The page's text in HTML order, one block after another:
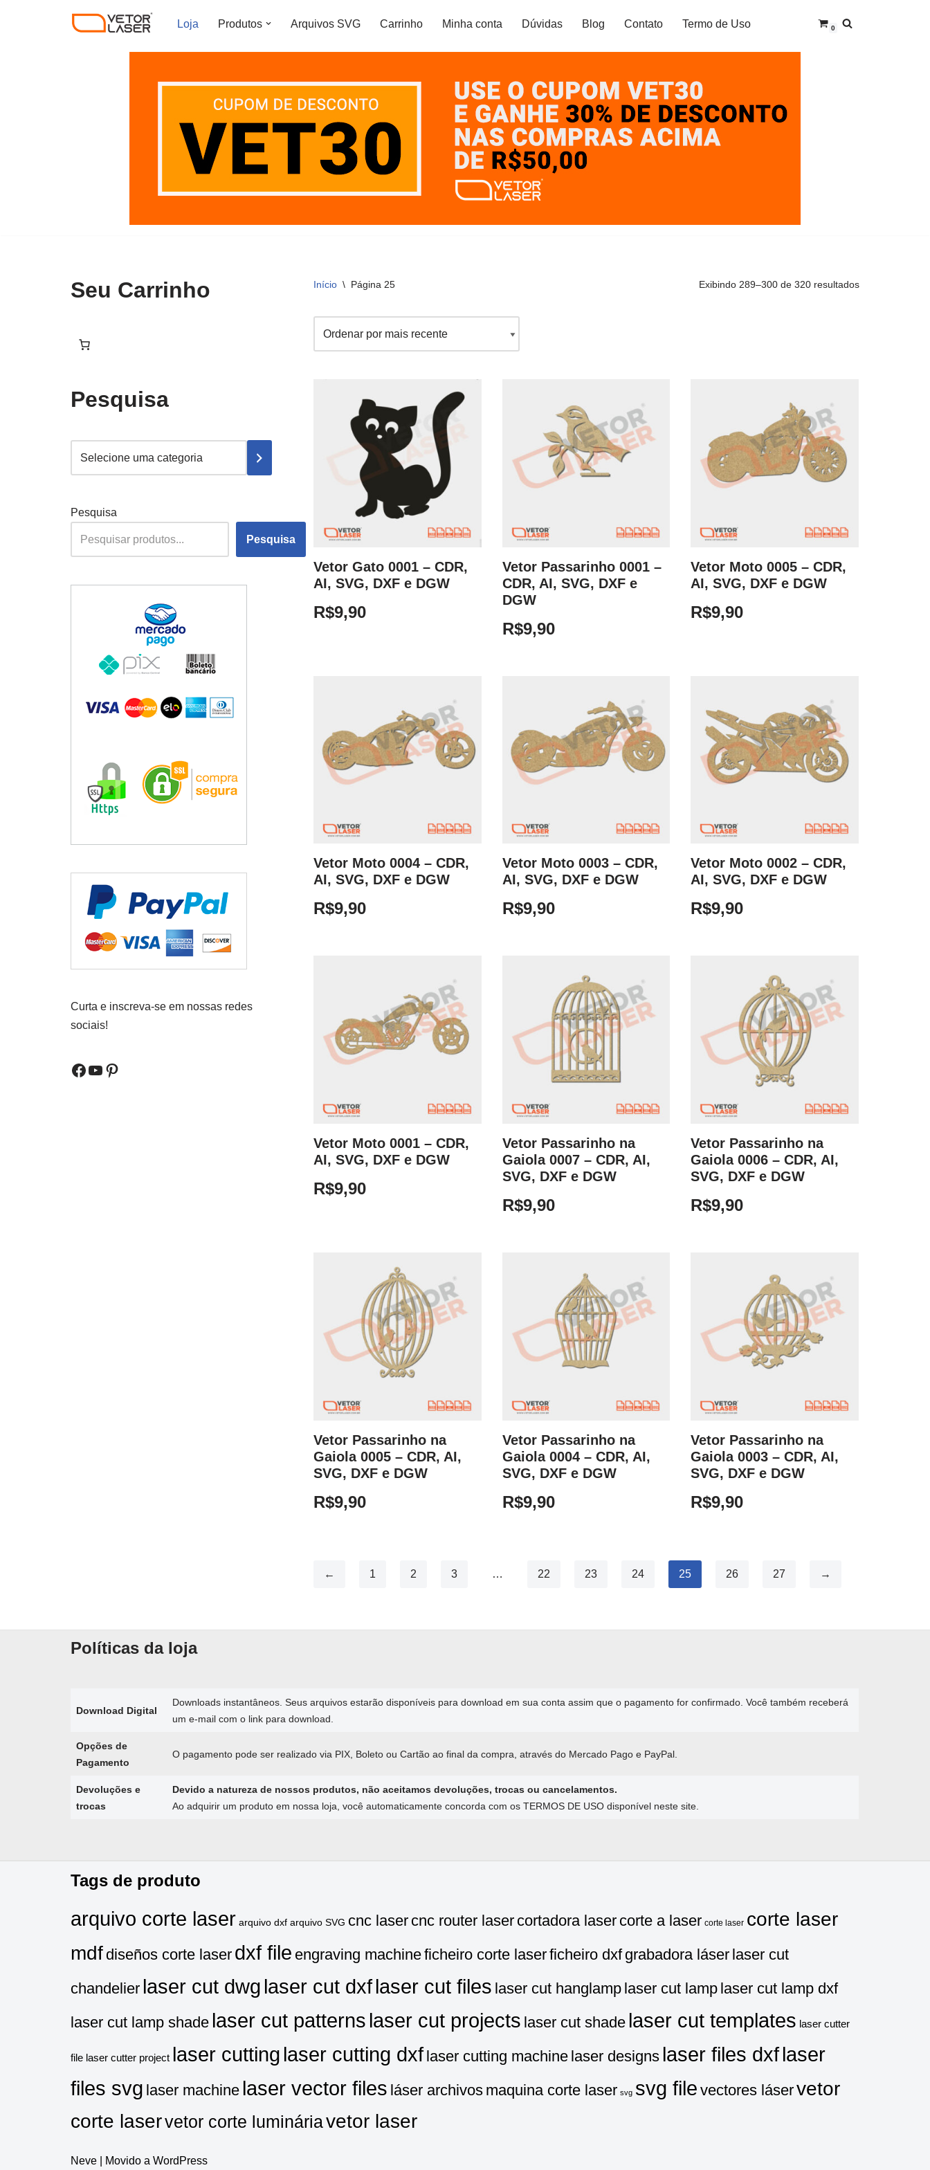
Loja Produtos Arquivos SVG Carrinho Minha conta Dúvidas Blog Contato Termo de Uso 0
Seu Carrinho
Pesquisa
Pesquisa
Pesquisa
Curta e inscreva-se em nossas redes
sociais!
Início \ Página 25 Exibindo 289–300 de 320 resultados
Vetor Gato 0001 – CDR,
AI, SVG, DXF e DGW
R$9,90
Vetor Passarinho 0001 –
CDR, AI, SVG, DXF e
DGW
R$9,90
Vetor Moto 0005 – CDR,
AI, SVG, DXF e DGW
R$9,90
Vetor Moto 0004 – CDR,
AI, SVG, DXF e DGW
R$9,90
Vetor Moto 0003 – CDR,
AI, SVG, DXF e DGW
R$9,90
Vetor Moto 0002 – CDR,
AI, SVG, DXF e DGW
R$9,90
Vetor Moto 0001 – CDR,
AI, SVG, DXF e DGW
R$9,90
Vetor Passarinho na
Gaiola 0007 – CDR, AI,
SVG, DXF e DGW
R$9,90
Vetor Passarinho na
Gaiola 0006 – CDR, AI,
SVG, DXF e DGW
R$9,90
Vetor Passarinho na
Gaiola 0005 – CDR, AI,
SVG, DXF e DGW
R$9,90
Vetor Passarinho na
Gaiola 0004 – CDR, AI,
SVG, DXF e DGW
R$9,90
Vetor Passarinho na
Gaiola 0003 – CDR, AI,
SVG, DXF e DGW
R$9,90
← 1 2 3 … 22 23 24 25 26 27 →
Políticas da loja
Download Digital
Downloads instantâneos. Seus arquivos estarão disponíveis para download em sua conta assim que o pagamento for confirmado. Você também receberá
um e-mail com o link para download.
Opções de
Pagamento
O pagamento pode ser realizado via PIX, Boleto ou Cartão ao final da compra, através do Mercado Pago e PayPal.
Devoluções e
trocas
Devido a natureza de nossos produtos, não aceitamos devoluções, trocas ou cancelamentos.
Ao adquirir um produto em nossa loja, você automaticamente concorda com os TERMOS DE USO disponível neste site.
Tags de produto
arquivo corte laser arquivo dxf arquivo SVG cnc laser cnc router laser cortadora laser corte a laser corte laser corte laser
mdf diseños corte laser dxf file engraving machineficheiro corte laserficheiro dxf grabadora láser laser cut
chandelier laser cut dwg laser cut dxflaser cut files laser cut hanglamp laser cut lamp laser cut lamp dxf
laser cut lamp shade laser cut patterns laser cut projects laser cut shade laser cut templates laser cutter
file laser cutter project laser cutting laser cutting dxf laser cutting machine laser designs laser files dxflaser
files svg laser machine laser vector files láser archivos maquina corte laser svg svg file vectores láservetor
corte laservetor corte lumináriavetor laser
Neve | Movido a WordPress